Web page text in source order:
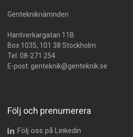
Gentekniknämnden
Hantverkargatan 11B
Box 1035, 101 38 Stockholm
Tel: 08-271 254
E-post: genteknik@genteknik.se
Följ och prenumerera
Följ oss på Linkedin